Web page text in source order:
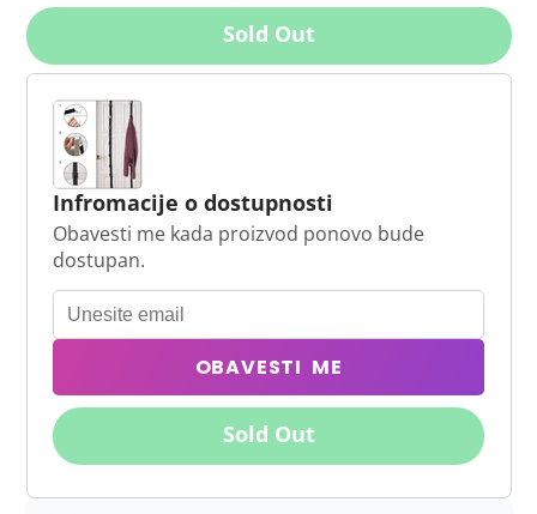
Sold Out
Infromacije o dostupnosti
Obavesti me kada proizvod ponovo bude
dostupan.
OBAVESTI ME
Sold Out